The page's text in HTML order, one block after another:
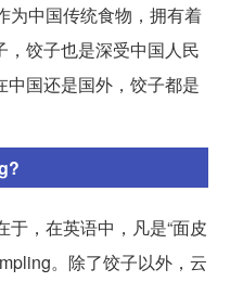
为中国传统食物，拥有着
饺子也是深受中国人民
国还是国外，饺子都是
，在英语中，凡是“面皮
。除了饺子以外，云